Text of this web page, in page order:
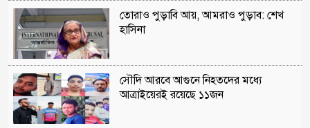
তোরাও পুড়াবি আয়, আমরাও পুড়াব: শেখ
হাসিনা
সৌদি আরবে আগুনে নিহতদের মধ্যে
আত্রাইয়েরই রয়েছে ১১জন